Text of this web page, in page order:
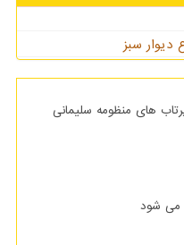
سبز
گیرد پرتاب های منظومه سلیمانی
می شود